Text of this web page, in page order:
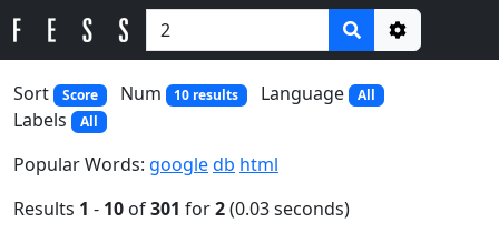
Options
Sort
Score Num 10 results Language All
Labels All
Popular Words: googledb html
Results 1 - 10 of301 for2(0.03 seconds)